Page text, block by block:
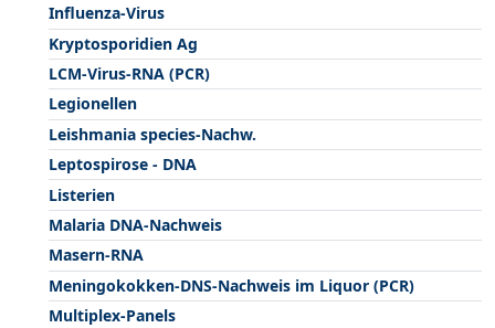
Influenza-Virus
Kryptosporidien Ag
LCM-Virus-RNA (PCR)
Legionellen
Leishmania species-Nachw.
Leptospirose - DNA
Listerien
Malaria DNA-Nachweis
Masern-RNA
Meningokokken-DNS-Nachweis im Liquor (PCR)
Multiplex-Panels